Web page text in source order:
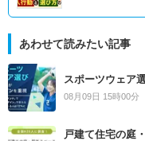
あわせて読みたい記事
スポーツウェア
08月09日 15時00分
戸建て住宅の庭